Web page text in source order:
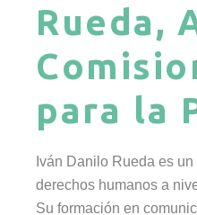
Rueda,
para la
Iván Danilo Rueda es
derechos humanos a
Su formación en